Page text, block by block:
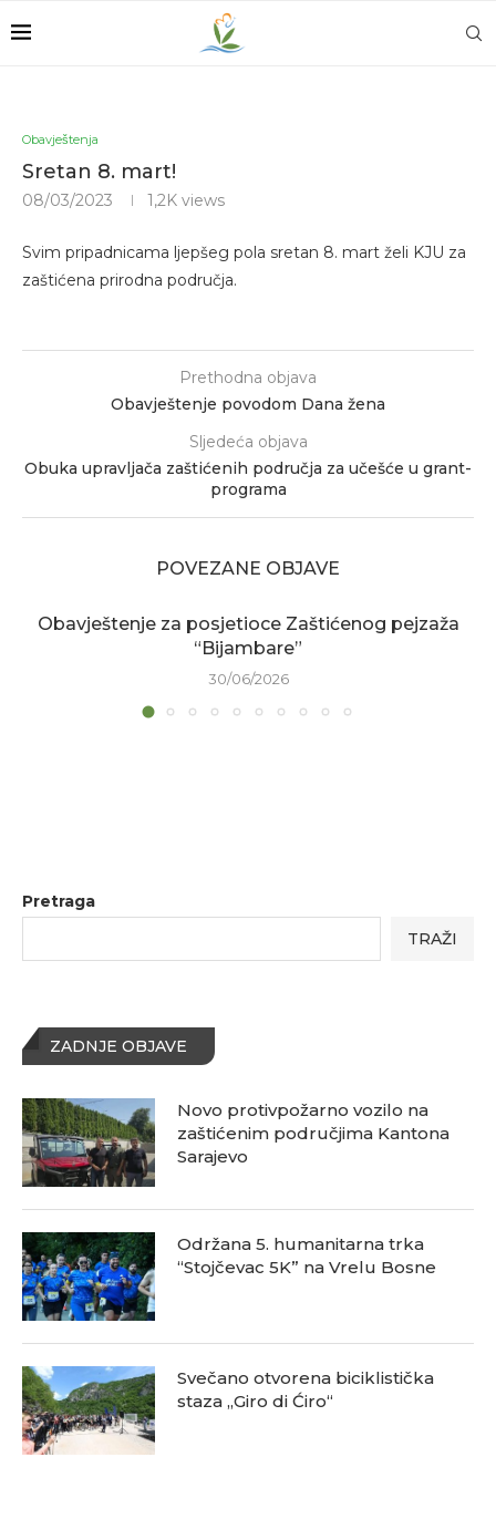
Obavještenja
Sretan 8. mart!
08/03/2023 1,2K views
Svim pripadnicama ljepšeg pola sretan 8. mart želi KJU za
zaštićena prirodna područja.
Prethodna objava
Obavještenje povodom Dana žena
Sljedeća objava
Obuka upravljača zaštićenih područja za učešće u grant-
programa
POVEZANE OBJAVE
Obavještenje za posjetioce Zaštićenog pejzaža
“Bijambare”
30/06/2026
Pretraga
TRAŽI
ZADNJE OBJAVE
Novo protivpožarno vozilo na
zaštićenim područjima Kantona
Sarajevo
Održana 5. humanitarna trka
“Stojčevac 5K” na Vrelu Bosne
Svečano otvorena biciklistička
staza „Giro di Ćiro“